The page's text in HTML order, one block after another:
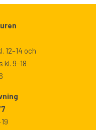
12–14 och
9–18